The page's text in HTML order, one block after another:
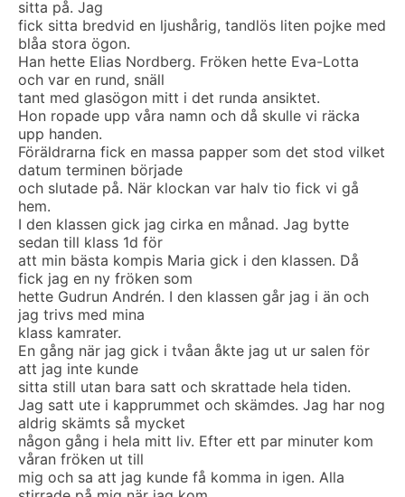
sitta på. Jag
fick sitta bredvid en ljushårig, tandlös liten pojke med
blåa stora ögon.
Han hette Elias Nordberg. Fröken hette Eva-Lotta
och var en rund, snäll
tant med glasögon mitt i det runda ansiktet.
Hon ropade upp våra namn och då skulle vi räcka
upp handen.
Föräldrarna fick en massa papper som det stod vilket
datum terminen började
och slutade på. När klockan var halv tio fick vi gå
hem.
I den klassen gick jag cirka en månad. Jag bytte
sedan till klass 1d för
att min bästa kompis Maria gick i den klassen. Då
fick jag en ny fröken som
hette Gudrun Andrén. I den klassen går jag i än och
jag trivs med mina
klass kamrater.
En gång när jag gick i tvåan åkte jag ut ur salen för
att jag inte kunde
sitta still utan bara satt och skrattade hela tiden.
Jag satt ute i kapprummet och skämdes. Jag har nog
aldrig skämts så mycket
någon gång i hela mitt liv. Efter ett par minuter kom
våran fröken ut till
mig och sa att jag kunde få komma in igen. Alla